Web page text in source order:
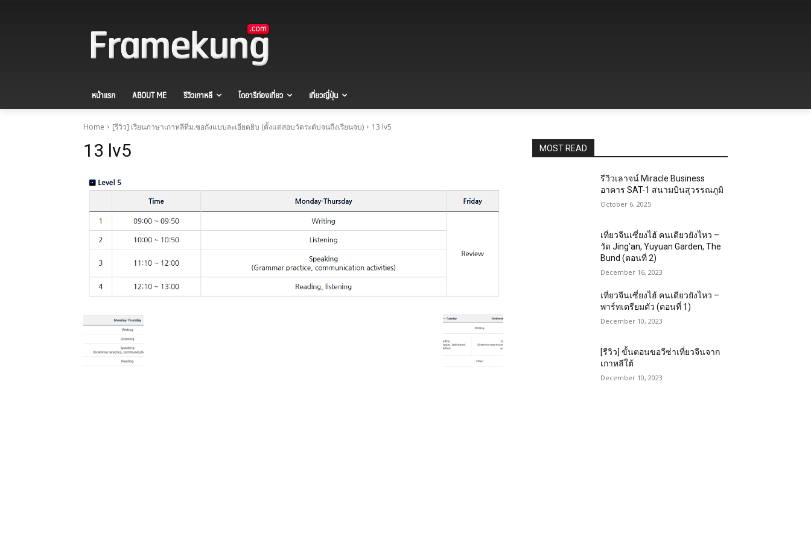
หน้าแรก ABOUT ME รีวิวเกาหลี ไดอารีท่องเที่ยว เที่ยวญี่ปุ่น
Home [รีวิว] เรียนภาษาเกาหลีที่ม.ซอกังแบบละเอียดยิบ (ตั้งแต่สอบวัดระดับจนถึงเรียนจบ) 13 lv5
13 lv5 MOST READ
รีวิวเลาจน์ Miracle Business
อาคาร SAT-1 สนามบินสุวรรณภูมิ
October 6, 2025
เที่ยวจีนเซี่ยงไฮ้ คนเดียวยังไหว –
วัด Jing’an, Yuyuan Garden, The
Bund (ตอนที่ 2)
December 16, 2023
เที่ยวจีนเซี่ยงไฮ้ คนเดียวยังไหว –
พาร์ทเตรียมตัว (ตอนที่ 1)
December 10, 2023
[รีวิว] ขั้นตอนขอวีซ่าเที่ยวจีนจาก
เกาหลีใต้
December 10, 2023